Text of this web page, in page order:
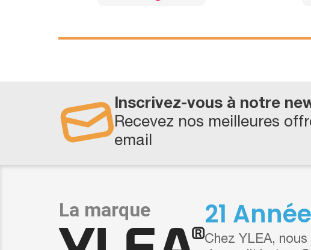
Inscrivez-vous à notre
Recevez nos meilleures
email
21
Chez YLEA,